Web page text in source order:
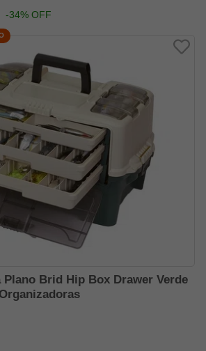
-34% OFF
Plano Brid Hip Box Drawer Verde